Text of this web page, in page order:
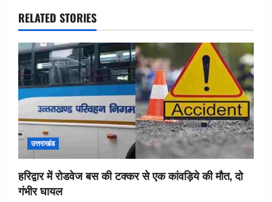
RELATED STORIES
उत्तराखंड
हरिद्वार में रोडवेज बस की टक्कर से एक कांवड़िये की मौत, दो
गंभीर घायल